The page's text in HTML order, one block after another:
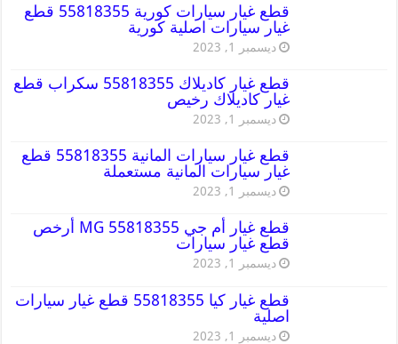
قطع غيار سيارات كورية 55818355 قطع
غيار سيارات اصلية كورية
ديسمبر 1, 2023
قطع غيار كاديلاك 55818355 سكراب قطع
غيار كاديلاك رخيص
ديسمبر 1, 2023
قطع غيار سيارات المانية 55818355 قطع
غيار سيارات المانية مستعملة
ديسمبر 1, 2023
قطع غيار أم جي MG 55818355 أرخص
قطع غيار سيارات
ديسمبر 1, 2023
قطع غيار كيا 55818355 قطع غيار سيارات
اصلية
ديسمبر 1, 2023